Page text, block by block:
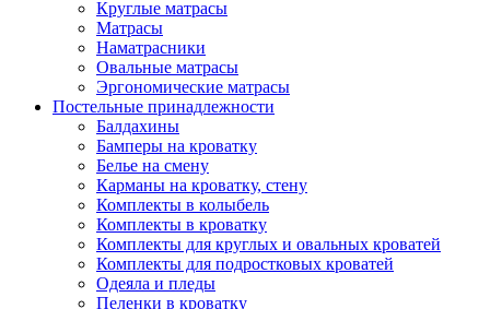
Круглые матрасы
Матрасы
Наматрасники
Овальные матрасы
Эргономические матрасы
Постельные принадлежности
Балдахины
Бамперы на кроватку
Белье на смену
Карманы на кроватку, стену
Комплекты в колыбель
Комплекты в кроватку
Комплекты для круглых и овальных кроватей
Комплекты для подростковых кроватей
Одеяла и пледы
Пеленки в кроватку